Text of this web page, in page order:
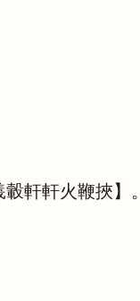
軒軒火鞭挾】。